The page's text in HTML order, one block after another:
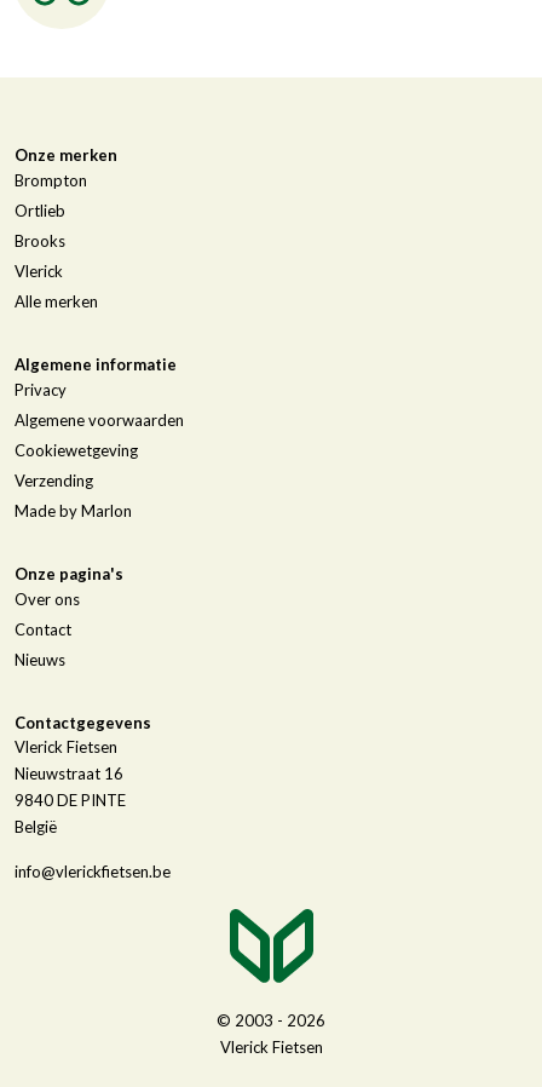
Onze merken
Brompton
Ortlieb
Brooks
Vlerick
Alle merken
Algemene informatie
Privacy
Algemene voorwaarden
Cookiewetgeving
Verzending
Made by Marlon
Onze pagina's
Over ons
Contact
Nieuws
Contactgegevens
Vlerick Fietsen
Nieuwstraat 16
9840DE PINTE
België
info@vlerickfietsen.be
© 2003 - 2026
Vlerick Fietsen